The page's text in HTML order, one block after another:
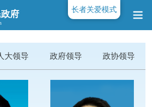
府
www.yuanjiang.gov.cn
大领导 政府领导 政协领导
长者关爱模式